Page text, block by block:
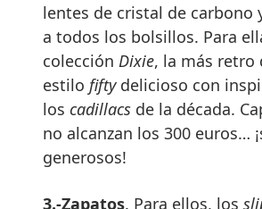
lentes de cristal de carbono
a todos los bolsillos. Para
colección Dixie, la más retro
estilo fiftydelicioso con
los cadillacs de la década.
no alcanzan los 300 euros…
generosos!
3.-Zapatos. Para ellos, los